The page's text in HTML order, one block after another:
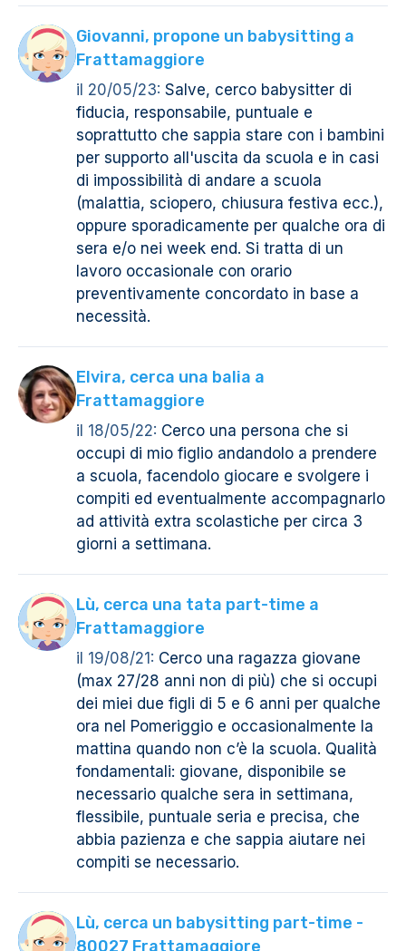
Giovanni, propone un babysitting a
Frattamaggiore
il 20/05/23: Salve, cerco babysitter di
fiducia, responsabile, puntuale e
soprattutto che sappia stare con i bambini
per supporto all'uscita da scuola e in casi
di impossibilità di andare a scuola
(malattia, sciopero, chiusura festiva ecc.),
oppure sporadicamente per qualche ora di
sera e/o nei week end. Si tratta di un
lavoro occasionale con orario
preventivamente concordato in base a
necessità.
Elvira, cerca una balia a
Frattamaggiore
il 18/05/22: Cerco una persona che si
occupi di mio figlio andandolo a prendere
a scuola, facendolo giocare e svolgere i
compiti ed eventualmente accompagnarlo
ad attività extra scolastiche per circa 3
giorni a settimana.
Lù, cerca una tata part-time a
Frattamaggiore
il 19/08/21: Cerco una ragazza giovane
(max 27/28 anni non di più) che si occupi
dei miei due figli di 5 e 6 anni per qualche
ora nel Pomeriggio e occasionalmente la
mattina quando non c’è la scuola. Qualità
fondamentali: giovane, disponibile se
necessario qualche sera in settimana,
flessibile, puntuale seria e precisa, che
abbia pazienza e che sappia aiutare nei
compiti se necessario.
Lù, cerca un babysitting part-time -
80027 Frattamaggiore